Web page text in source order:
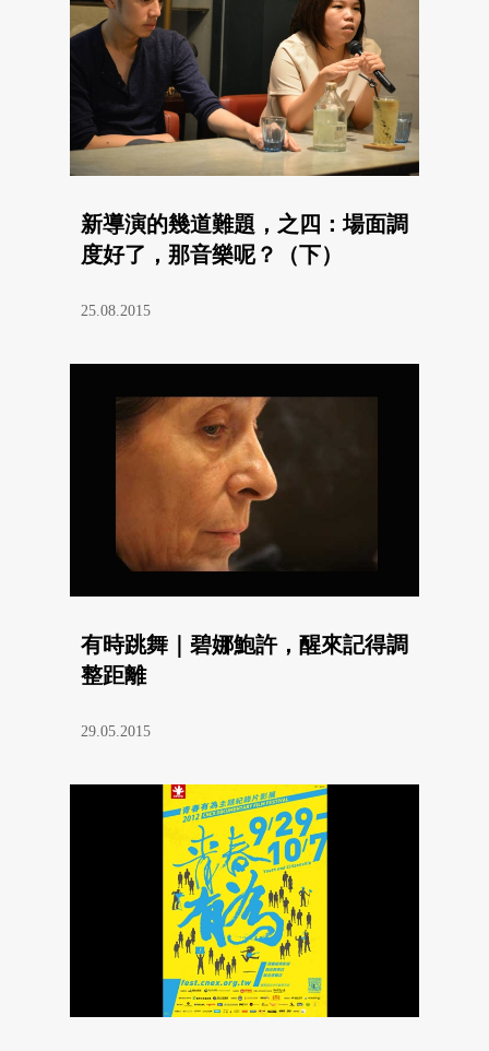
新導演的幾道難題，之四：場面調
度好了，那音樂呢？（下）
25.08.2015
有時跳舞｜碧娜鮑許，醒來記得調
整距離
29.05.2015